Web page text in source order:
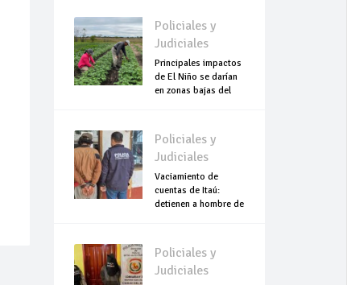
Policiales y
Judiciales
Principales impactos
de El Niño se darían
en zonas bajas del
Policiales y
Judiciales
Vaciamiento de
cuentas de Itaú:
detienen a hombre de
Policiales y
Judiciales